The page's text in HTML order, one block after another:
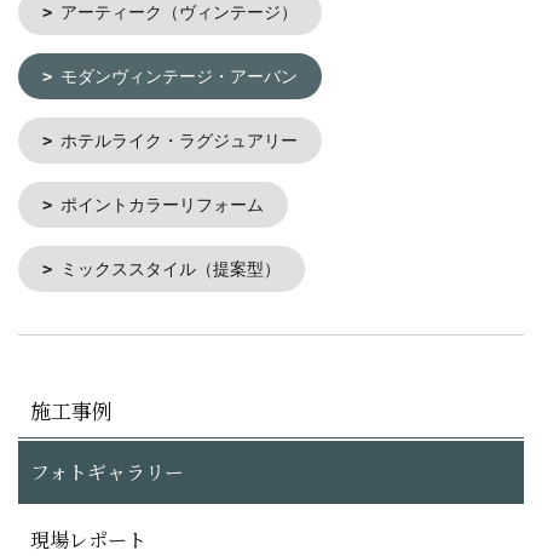
アーティーク（ヴィンテージ）
モダンヴィンテージ・アーバン
ホテルライク・ラグジュアリー
ポイントカラーリフォーム
ミックススタイル（提案型）
施工事例
フォトギャラリー
現場レポート